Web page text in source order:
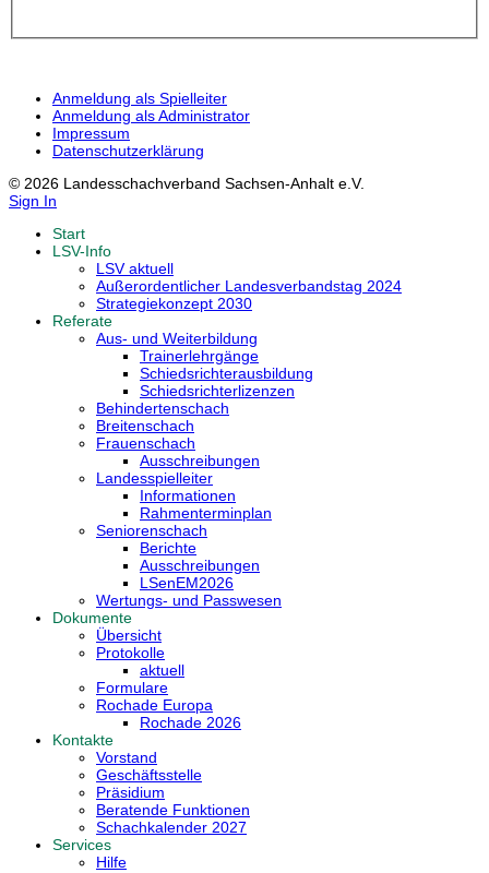
Anmeldung als Spielleiter
Anmeldung als Administrator
Impressum
Datenschutzerklärung
© 2026 Landesschachverband Sachsen-Anhalt e.V.
Sign In
Start
LSV-Info
LSV aktuell
Außerordentlicher Landesverbandstag 2024
Strategiekonzept 2030
Referate
Aus- und Weiterbildung
Trainerlehrgänge
Schiedsrichterausbildung
Schiedsrichterlizenzen
Behindertenschach
Breitenschach
Frauenschach
Ausschreibungen
Landesspielleiter
Informationen
Rahmenterminplan
Seniorenschach
Berichte
Ausschreibungen
LSenEM2026
Wertungs- und Passwesen
Dokumente
Übersicht
Protokolle
aktuell
Formulare
Rochade Europa
Rochade 2026
Kontakte
Vorstand
Geschäftsstelle
Präsidium
Beratende Funktionen
Schachkalender 2027
Services
Hilfe